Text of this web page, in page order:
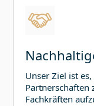
Unser Ziel ist
Partnerschaften
Fachkräften